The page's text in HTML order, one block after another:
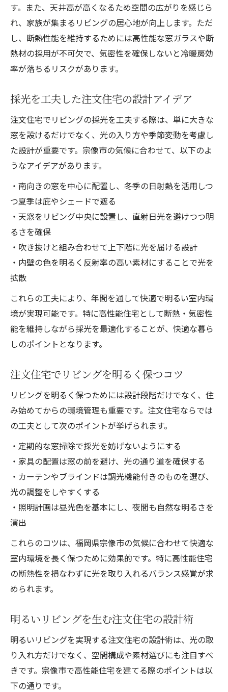
す。また、天井高が高くなるため空間の広がりを感じら
れ、家族が集まるリビングの居心地が向上します。ただ
し、断熱性能を維持するためには高性能な窓ガラスや断
熱材の採用が不可欠で、気密性を確保しないと冷暖房効
率が落ちるリスクがあります。
採光を工夫した注文住宅の設計アイデア
注文住宅でリビングの採光を工夫する際は、単に大きな
窓を設けるだけでなく、光の入り方や季節変動を考慮し
た設計が重要です。宗像市の気候に合わせて、以下のよ
うなアイデアがあります。
・南向きの窓を中心に配置し、冬季の日射熱を活用しつ
つ夏季は庇やシェードで遮る
・天窓をリビング中央に設置し、直射日光を避けつつ明
るさを確保
・吹き抜けと組み合わせて上下階に光を届ける設計
・内壁の色を明るく反射率の高い素材にすることで光を
拡散
これらの工夫により、年間を通して快適で明るい室内環
境が実現可能です。特に高性能住宅として断熱・気密性
能を維持しながら採光を最適化することが、快適な暮ら
しのポイントとなります。
注文住宅でリビングを明るく保つコツ
リビングを明るく保つためには設計段階だけでなく、住
み始めてからの環境管理も重要です。注文住宅ならでは
の工夫として次のポイントが挙げられます。
・定期的な窓掃除で採光を妨げないようにする
・家具の配置は窓の前を避け、光の通り道を確保する
・カーテンやブラインドは調光機能付きのものを選び、
光の調整をしやすくする
・照明計画は昼光色を基本にし、夜間も自然な明るさを
演出
これらのコツは、福岡県宗像市の気候に合わせて快適な
室内環境を長く保つために効果的です。特に高性能住宅
の断熱性を損なわずに光を取り入れるバランス感覚が求
められます。
明るいリビングを生む注文住宅の設計術
明るいリビングを実現する注文住宅の設計術は、光の取
り入れ方だけでなく、空間構成や素材選びにも注目すべ
きです。宗像市で高性能住宅を建てる際のポイントは以
下の通りです。